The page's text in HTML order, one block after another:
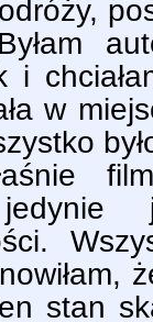
i
w
stan